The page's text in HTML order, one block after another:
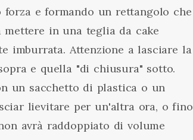
forza e formando un rettangolo che
mettere in una teglia da cake
imburrata. Attenzione a lasciare la
e quella "di chiusura" sotto.
un sacchetto di plastica o un
lievitare per un'altra ora, o fino
avrà raddoppiato di volume